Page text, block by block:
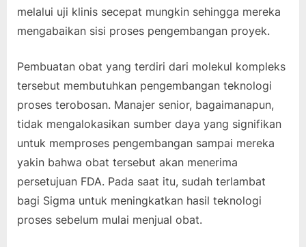
melalui uji klinis secepat mungkin sehingga mereka
mengabaikan sisi proses pengembangan proyek.
Pembuatan obat yang terdiri dari molekul kompleks
tersebut membutuhkan pengembangan teknologi
proses terobosan. Manajer senior, bagaimanapun,
tidak mengalokasikan sumber daya yang signifikan
untuk memproses pengembangan sampai mereka
yakin bahwa obat tersebut akan menerima
persetujuan FDA. Pada saat itu, sudah terlambat
bagi Sigma untuk meningkatkan hasil teknologi
proses sebelum mulai menjual obat.